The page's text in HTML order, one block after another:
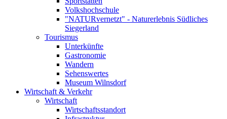
Volkshochschule
"NATURvernetzt" - Naturerlebnis Südliches
Siegerland
Tourismus
Unterkünfte
Gastronomie
Wandern
Sehenswertes
Museum Wilnsdorf
Wirtschaft & Verkehr
Wirtschaft
Wirtschaftsstandort